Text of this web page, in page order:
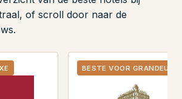
of scroll door naar de
BESTE VOOR GRANDEUR